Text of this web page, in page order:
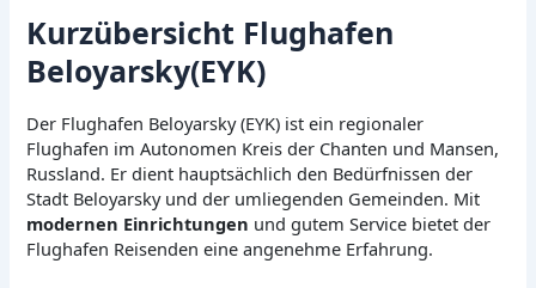
Kurzübersicht Flughafen
Beloyarsky(EYK)
Der Flughafen Beloyarsky (EYK) ist ein regionaler
Flughafen im Autonomen Kreis der Chanten und Mansen,
Russland. Er dient hauptsächlich den Bedürfnissen der
Stadt Beloyarsky und der umliegenden Gemeinden. Mit
modernen Einrichtungen und gutem Service bietet der
Flughafen Reisenden eine angenehme Erfahrung.